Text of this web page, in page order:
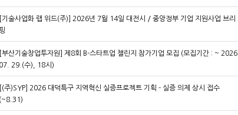
[기술사업화 랩 위드(주)] 2026년 7월 14일 대전시 / 중앙정부 기업 지원사업 브리
[부산기술창업투자원] 제8회 B-스타트업 챌린지 참가기업 모집 (모집기간 : ~ 2026.
07. 29.(수), 18시)
[(주)SYP] 2026 대덕특구 지역혁신 실증프로젝트 기획 - 실증 의제 상시 접수
(~8.31)